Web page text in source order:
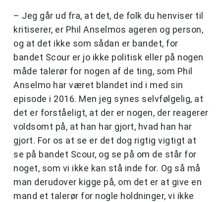
– Jeg går ud fra, at det, de folk du henviser til
kritiserer, er Phil Anselmos ageren og person,
og at det ikke som sådan er bandet, for
bandet Scour er jo ikke politisk eller på nogen
måde talerør for nogen af de ting, som Phil
Anselmo har været blandet ind i med sin
episode i 2016. Men jeg synes selvfølgelig, at
det er forståeligt, at der er nogen, der reagerer
voldsomt på, at han har gjort, hvad han har
gjort. For os at se er det dog rigtig vigtigt at
se på bandet Scour, og se på om de står for
noget, som vi ikke kan stå inde for. Og så må
man derudover kigge på, om det er at give en
mand et talerør for nogle holdninger, vi ikke